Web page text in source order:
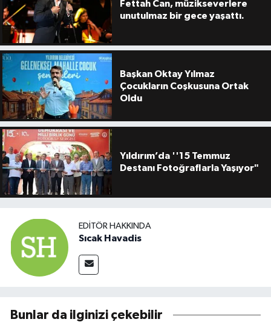
Fettah Can, müzikseverlere
unutulmaz bir gece yaşattı.
Başkan Oktay Yılmaz
Çocukların Coşkusuna Ortak
Oldu
Yıldırım’da ''15 Temmuz
Destanı Fotoğraflarla Yaşıyor"
EDITÖR HAKKINDA
Sıcak Havadis
Bunlar da ilginizi çekebilir